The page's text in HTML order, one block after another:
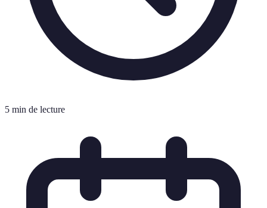
5 min de lecture